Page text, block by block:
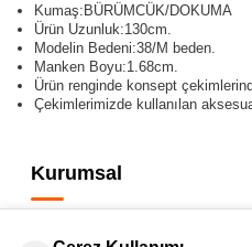
Kumaş:BÜRÜMCÜK/DOKUMA
Ürün Uzunluk:130cm.
Modelin Bedeni:38/M beden.
Manken Boyu:1.68cm.
Ürün renginde konsept
Çekimlerimizde kullanılan
Kurumsal